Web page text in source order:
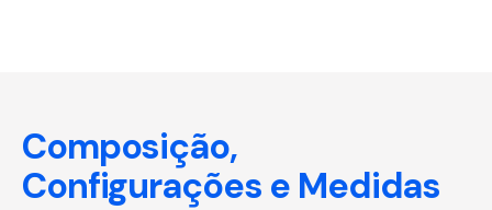
Composição,
Configurações e Medidas